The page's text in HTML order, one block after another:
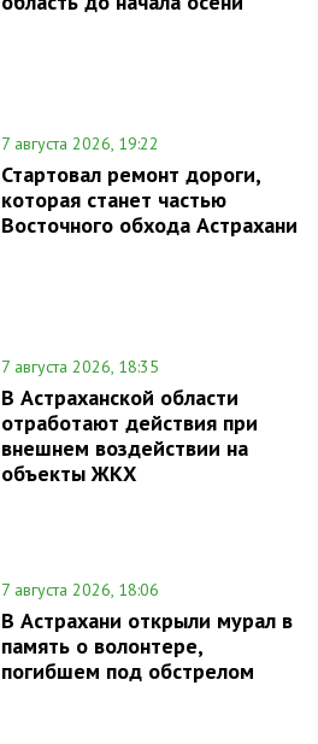
7 августа 2026, 19:22
Стартовал ремонт дороги,
которая станет частью
Восточного обхода Астрахани
7 августа 2026, 18:35
В Астраханской области
отработают действия при
внешнем воздействии на
объекты ЖКХ
7 августа 2026, 18:06
В Астрахани открыли мурал в
память о волонтере,
погибшем под обстрелом